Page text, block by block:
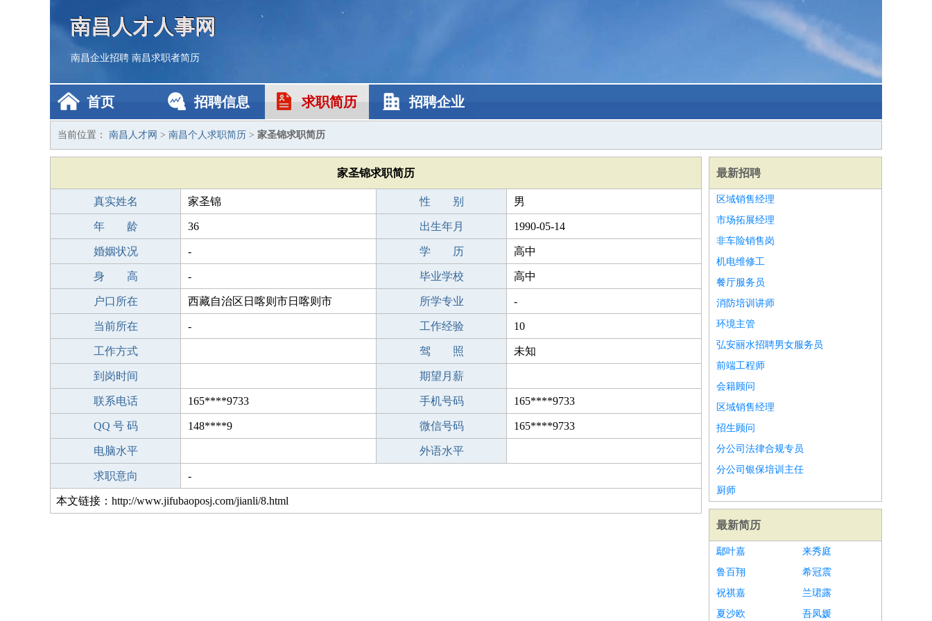
南昌人才人事网
南昌企业招聘 南昌求职者简历
首页 招聘信息 求职简历 招聘企业
当前位置： 南昌人才网 > 南昌个人求职简历 > 家圣锦求职简历
家圣锦求职简历
真实姓名 家圣锦 性 别 男
年 龄 36 出生年月 1990-05-14
婚姻状况 - 学 历 高中
身 高 - 毕业学校 高中
户口所在 西藏自治区日喀则市日喀则市 所学专业 -
当前所在 - 工作经验 10
工作方式 驾 照 未知
到岗时间 期望月薪
联系电话 165****9733 手机号码 165****9733
QQ 号 码 148****9 微信号码 165****9733
电脑水平 外语水平
求职意向 -
本文链接：http://www.jifubaoposj.com/jianli/8.html
最新招聘
区域销售经理
市场拓展经理
非车险销售岗
机电维修工
餐厅服务员
消防培训讲师
环境主管
弘安丽水招聘男女服务员
前端工程师
会籍顾问
区域销售经理
招生顾问
分公司法律合规专员
分公司银保培训主任
厨师
最新简历
鄢叶嘉
来秀庭
鲁百翔
希冠震
祝祺嘉
兰珺露
夏沙欧
吾凤媛